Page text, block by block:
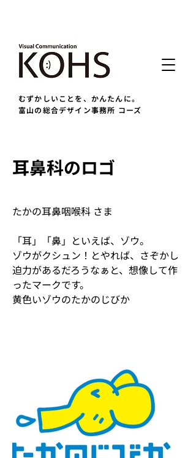
むずかしいことを、かんたんに。
富山の総合デザイン事務所 コーズ
耳鼻科のロゴ
たかの耳鼻咽喉科 さま
「耳」「鼻」といえば、ゾウ。
ゾウがクシュン！とやれば、さぞかし
迫力があるだろうなぁと、想像して作
ったマークです。
黄色いゾウのたかのじびか